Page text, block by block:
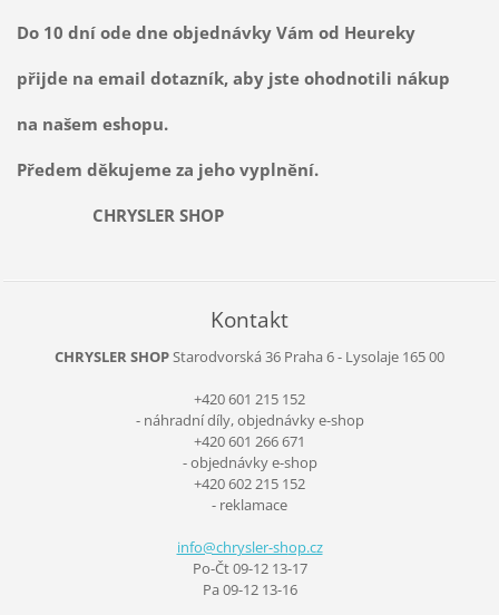
Do 10 dní ode dne objednávky Vám od Heureky
přijde na email dotazník, aby jste ohodnotili nákup
na našem eshopu.
Předem děkujeme za jeho vyplnění.
CHRYSLER SHOP
Kontakt
CHRYSLER SHOPStarodvorská 36 Praha 6 - Lysolaje 165 00
+420 601 215 152
- náhradní díly, objednávky e-shop
+420 601 266 671
- objednávky e-shop
+420 602 215 152
- reklamace
info@chrysler-shop.cz
Po-Čt 09-12 13-17
Pa 09-12 13-16